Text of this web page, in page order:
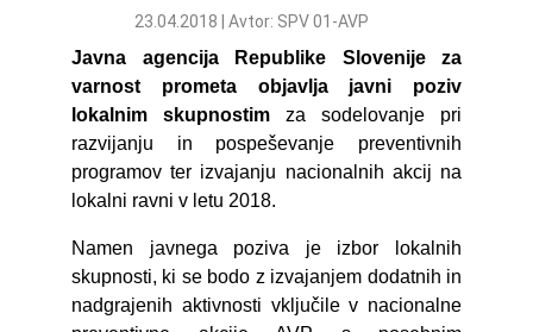
23.04.2018 | Avtor: SPV 01-AVP
Javna agencija Republike Slovenije za
varnost prometa objavlja javni poziv
lokalnim skupnostim za sodelovanje pri
razvijanju in pospeševanje preventivnih
programov ter izvajanju nacionalnih akcij na
lokalni ravni v letu 2018.
Namen javnega poziva je izbor lokalnih
skupnosti, ki se bodo z izvajanjem dodatnih in
nadgrajenih aktivnosti vključile v nacionalne